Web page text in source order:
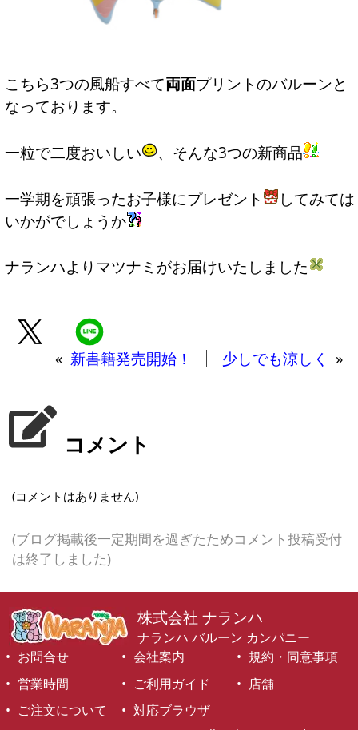
こちら3つの風船すべて両面プリントのバルーンと
なっております。
一粒で二度おいしい 、そんな3つの新商品
一学期を頑張ったお子様にプレゼント
してみては
いかがでしょうか
ナランハよりマツナミがお届けいたしました
« 新書籍発売開始！ 少しでも涼しく »
コメント
(コメントはありません)
(ブログ掲載後一定期間を過ぎたためコメント投稿受付
は終了しました)
株式会社 ナランハ
ナランハ バルーン カンパニー
お問合せ
会社案内
規約・同意事項
営業時間
ご利用ガイド
店舗
ご注文について
対応ブラウザ